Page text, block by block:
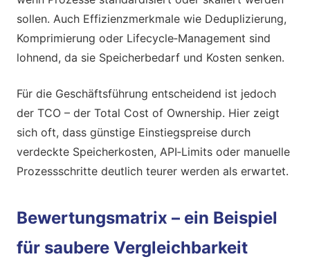
sollen. Auch Effizienzmerkmale wie Deduplizierung,
Komprimierung oder Lifecycle‑Management sind
lohnend, da sie Speicherbedarf und Kosten senken.
Für die Geschäftsführung entscheidend ist jedoch
der TCO – der Total Cost of Ownership. Hier zeigt
sich oft, dass günstige Einstiegspreise durch
verdeckte Speicherkosten, API‑Limits oder manuelle
Prozessschritte deutlich teurer werden als erwartet.
Bewertungsmatrix – ein Beispiel
für saubere Vergleichbarkeit